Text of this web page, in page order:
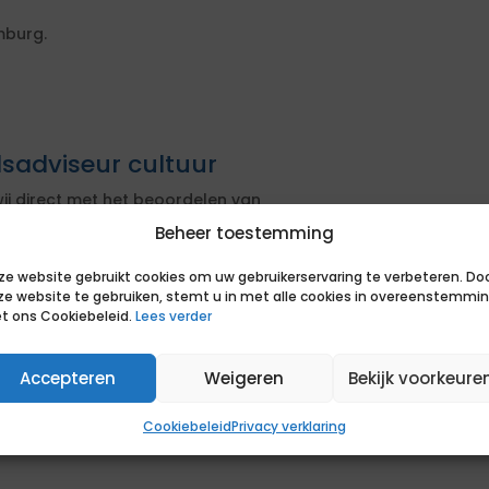
Beheer toestemming
website gebruikt cookies om uw gebruikerservaring te verbeteren.
website te gebruiken, stemt u in met alle cookies in
ons Cookiebeleid. Lees verder
Accepteren Weigeren Bekijk
CookiebeleidPrivacy verklaring
cultuur
direct met het beoordelen van
de opdracht
van de opdrachtgever
markt om je positie te
bemiddeling. Je hoort op
een match en of we samen het